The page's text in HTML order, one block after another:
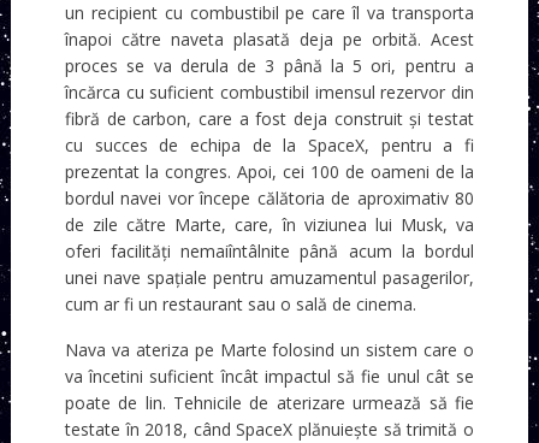
un recipient cu combustibil pe care îl va transporta
înapoi către naveta plasată deja pe orbită. Acest
proces se va derula de 3 până la 5 ori, pentru a
încărca cu suficient combustibil imensul rezervor din
fibră de carbon, care a fost deja construit și testat
cu succes de echipa de la SpaceX, pentru a fi
prezentat la congres. Apoi, cei 100 de oameni de la
bordul navei vor începe călătoria de aproximativ 80
de zile către Marte, care, în viziunea lui Musk, va
oferi facilități nemaiîntâlnite până acum la bordul
unei nave spațiale pentru amuzamentul pasagerilor,
cum ar fi un restaurant sau o sală de cinema.
Nava va ateriza pe Marte folosind un sistem care o
va încetini suficient încât impactul să fie unul cât se
poate de lin. Tehnicile de aterizare urmează să fie
testate în 2018, când SpaceX plănuiește să trimită o